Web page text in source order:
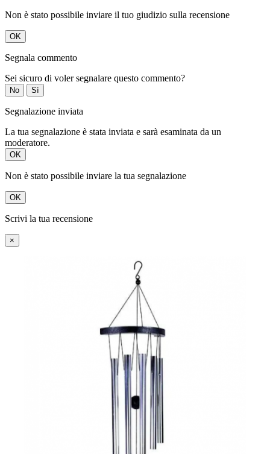
Non è stato possibile inviare il tuo giudizio sulla recensione
OK
Segnala commento
Sei sicuro di voler segnalare questo commento?
No Sì
Segnalazione inviata
La tua segnalazione è stata inviata e sarà esaminata da un
moderatore.
OK
Non è stato possibile inviare la tua segnalazione
OK
Scrivi la tua recensione
×